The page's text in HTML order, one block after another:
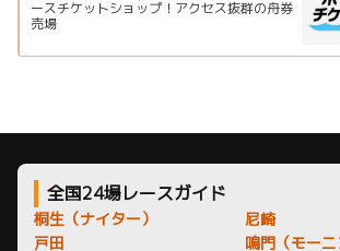
ースチケットショップ！アクセス抜群の舟券
売場
全国24場レースガイド
桐生（ナイター）
戸田
尼崎
鳴門（モーニ